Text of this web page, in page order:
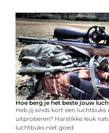
Hoe berg je het beste jouw
Heb jij sinds kort een luchtbuks
uitproberen? Harstikke leuk
luchtbuks niet goed